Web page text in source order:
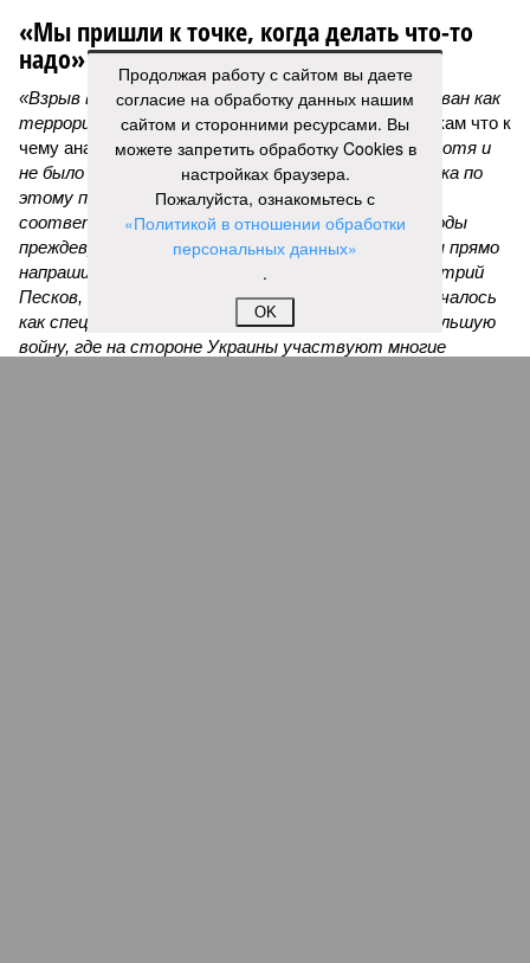
«Мы пришли к точке, когда делать что-то
надо»
«Взрыв в ресторане Balzi Rossi был охарактеризован как
террористический акт, –раскладывает по полочкам что к
чему аналитик и телеведущийДмитрий Саймс , –
хотя и
не было указано, кто за него ответственен. И пока по
этому поводу нет официальных заявлений
соответствующих органов, окончательные выводы
преждевременны. А вот предварительные выводы прямо
напрашиваются. Россия, как недавно говорил Дмитрий
Песков, находится в состоянии войны. То, что началось
как специальная военная операция, переросло в большую
войну, где на стороне Украины участвуют многие
Продолжая работу с сайтом вы даете
согласие на обработку данных нашим
сайтом и сторонними ресурсами. Вы
можете запретить обработку Cookies в
настройках браузера.
Пожалуйста, ознакомьтесь с
«Политикой в отношении обработки
персональных данных»
.
OK